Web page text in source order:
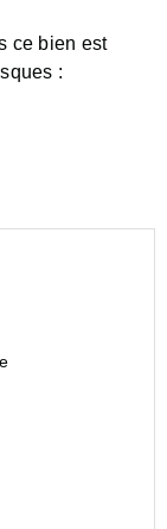
ce bien est
: